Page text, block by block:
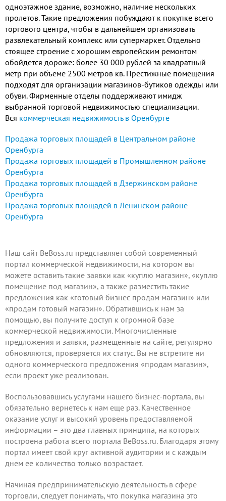
одноэтажное здание, возможно, наличие нескольких
пролетов. Такие предложения побуждают к покупке всего
торгового центра, чтобы в дальнейшем организовать
развлекательный комплекс или супермаркет. Отдельно
стоящее строение с хорошим европейским ремонтом
обойдется дороже: более 30 000 рублей за квадратный
метр при объеме 2500 метров кв. Престижные помещения
подходят для организации магазинов-бутиков одежды или
обуви. Фирменные отделы поддерживают имидж
выбранной торговой недвижимостью специализации.
Вся коммерческая недвижимость в Оренбурге
Продажа торговых площадей в Центральном районе
Оренбурга
Продажа торговых площадей в Промышленном районе
Оренбурга
Продажа торговых площадей в Дзержинском районе
Оренбурга
Продажа торговых площадей в Ленинском районе
Оренбурга
Наш сайт BeBoss.ru представляет собой современный
портал коммерческой недвижимости, на котором вы
можете оставить такие заявки как «куплю магазин», «куплю
помещение под магазин», а также разместитьтакие
предложения как «готовый бизнес продам магазин» или
«продам готовый магазин». Обратившись к нам за
помощью, вы получите доступ к огромной базе
коммерческой недвижимости. Многочисленные
предложения и заявки, размещенные на сайте, регулярно
обновляются, проверяется их статус. Вы не встретите ни
одного коммерческого предложения «продам магазин»,
если проект уже реализован.
Воспользовавшись услугами нашего бизнес-портала, вы
обязательно вернетесь к нам еще раз. Качественное
оказание услуг и высокий уровень предоставляемой
информации – это два главных принципа, на которых
построена работа всего портала BeBoss.ru. Благодаря этому
портал имеет свой круг активной аудитории и с каждым
днем ее количество только возрастает.
Начиная предпринимательскую деятельность в сфере
торговли, следует понимать, что покупка магазина это